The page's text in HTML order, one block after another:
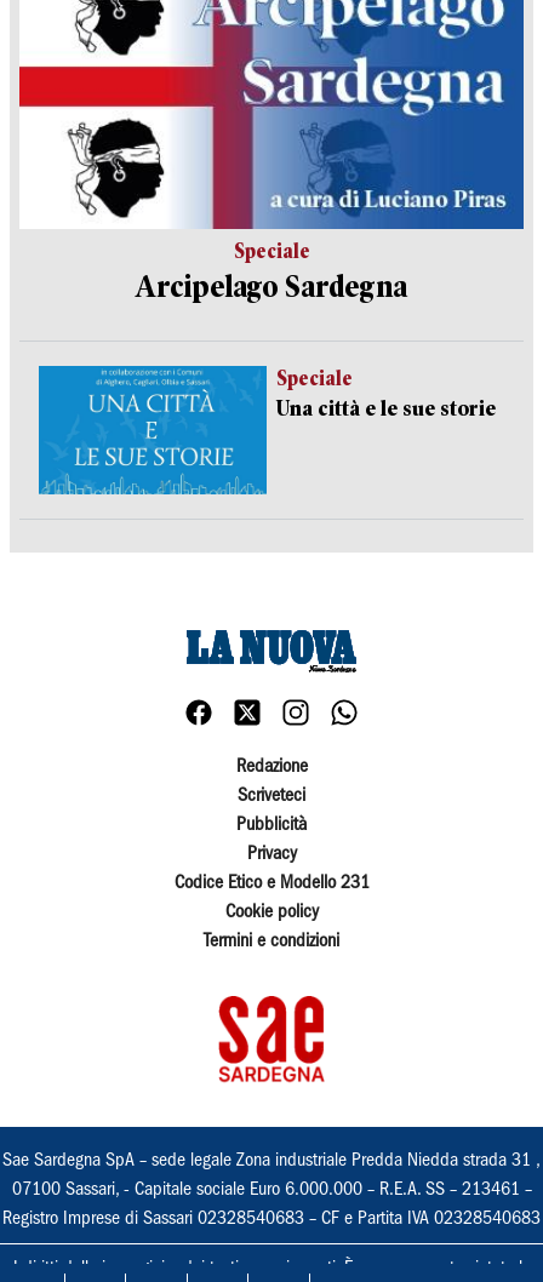
Speciale
Arcipelago Sardegna
Speciale
Una città e le sue storie
Redazione
Scriveteci
Pubblicità
Privacy
Codice Etico e Modello 231
Cookie policy
Termini e condizioni
Sae Sardegna SpA – sede legale Zona industriale Predda Niedda strada 31 ,
07100 Sassari, - Capitale sociale Euro 6.000.000 – R.E.A. SS – 213461 –
Registro Imprese di Sassari 02328540683 – CF e Partita IVA 02328540683
I diritti delle immagini e dei testi sono riservati. È espressamente vietata la